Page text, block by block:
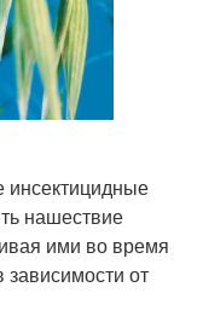
инсектицидные
нашествие
ими во время
зависимости от